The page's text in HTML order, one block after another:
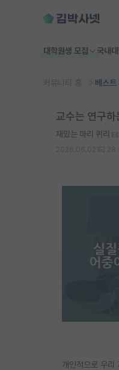
대학원생 모집 국내
커뮤니티 홈 베스트
교수는 연구
재밌는 마리 퀴리
개인적으로 우리